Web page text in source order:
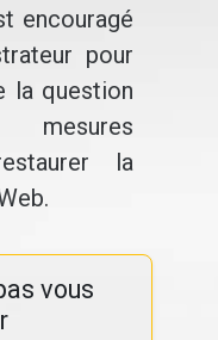
encouragé
pour
la question
la
vous